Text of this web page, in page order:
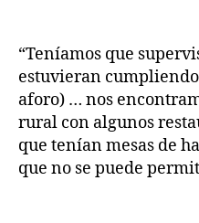
“Teníamos que
estuvieran
aforo) … nos
rural con algunos
que tenían mesas de
que no se puede